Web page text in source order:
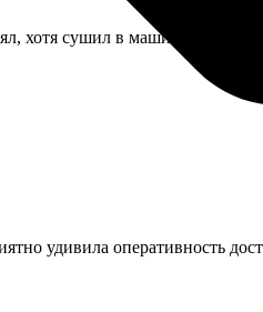
хотя сушил в машинке. Но
удивила оперативность